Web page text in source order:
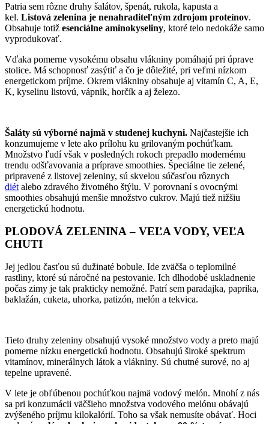
Patria sem rôzne druhy šalátov, špenát, rukola, kapusta a
kel. Listová zelenina je nenahraditeľným zdrojom proteínov.
Obsahuje totiž esenciálne aminokyseliny, ktoré telo nedokáže samo
vyprodukovať.
Vďaka pomerne vysokému obsahu vlákniny pomáhajú pri úprave
stolice. Má schopnosť zasýtiť a čo je dôležité, pri veľmi nízkom
energetickom príjme. Okrem vlákniny obsahuje aj vitamín C, A, E,
K, kyselinu listovú, vápnik, horčík a aj železo.
Šaláty sú výborné najmä v studenej kuchyni. Najčastejšie ich
konzumujeme v lete ako prílohu ku grilovaným pochúťkam.
Množstvo ľudí však v posledných rokoch prepadlo modernému
trendu odšťavovania a príprave smoothies. Špeciálne tie zelené,
pripravené z listovej zeleniny, sú skvelou súčasťou rôznych
diét alebo zdravého životného štýlu. V porovnaní s ovocnými
smoothies obsahujú menšie množstvo cukrov. Majú tiež nižšiu
energetickú hodnotu.
PLODOVÁ ZELENINA – VEĽA VODY, VEĽA
CHUTI
Jej jedlou časťou sú dužinaté bobule. Ide zväčša o teplomilné
rastliny, ktoré sú náročné na pestovanie. Ich dlhodobé uskladnenie
počas zimy je tak prakticky nemožné. Patrí sem paradajka, paprika,
baklažán, cuketa, uhorka, patizón, melón a tekvica.
Tieto druhy zeleniny obsahujú vysoké množstvo vody a preto majú
pomerne nízku energetickú hodnotu. Obsahujú široké spektrum
vitamínov, minerálnych látok a vlákniny. Sú chutné surové, no aj
tepelne upravené.
V lete je obľúbenou pochúťkou najmä vodový melón. Mnohí z nás
sa pri konzumácii väčšieho množstva vodového melónu obávajú
zvýšeného príjmu kilokalórií. Toho sa však nemusíte obávať. Hoci